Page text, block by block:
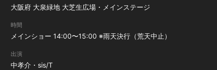
大阪府 大泉緑地 大芝生広場・メインステージ
時間
メインショー 14:00〜15:00 ※雨天決行（荒天中止）
出演
中孝介・sis/T